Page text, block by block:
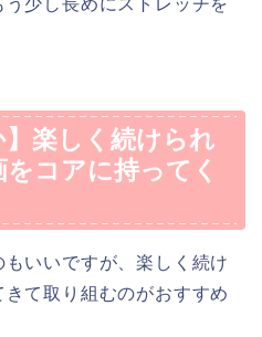
】楽しく続けられ
コアに持ってく
いいですが、楽しく続け
て取り組むのがおすすめ